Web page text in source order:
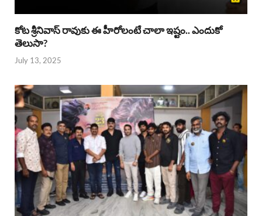
కోట శ్రీనివాస్ రావుకు ఈ హీరోలంటే చాలా ఇష్టం.. ఎందుకో
తెలుసా?
July 13, 2025